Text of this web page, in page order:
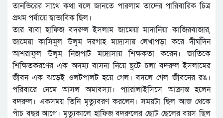
তানভিরের সাথে কথা বলে জানতে পারলাম তাদের পারিবারিক চিত্র
প্রথম পর্যায়ে স্বাভাবিক ছিল।
তার বাবা হাফিজ বদরুল ইসলাম জামেয়া মাদানিয়া কাজিরবাজার,
জামেয়া কাসিমুল উলুম দরগাহ মাদ্রাসায় লেখাপড়া করে দীর্ঘদিন
আশরাফুল উলুম নিজপাট মাদ্রাসায় শিক্ষকতা করেন। জাতিকে
শিক্ষিতকরণের এক অদম্য বাসনা নিয়ে ছুটে চলা বদরুল ইসলামের
জীবন এক ঝড়েই ওলটপালট হয়ে গেল। বদলে গেল জীবনের রঙ।
পরিবারে নেমে আসল অমাবস্যা। প্যারালাইসিসে আক্রান্ত হলেন
বদরুল। একসময় তিনি মৃত্যুবরণ করলেন। সময়টা ছিল আজ থেকে
পাঁচ বছর আগে। মৃত্যুকালে হাফিজ বদরুলের ছোট ছেলের বয়স ছিল